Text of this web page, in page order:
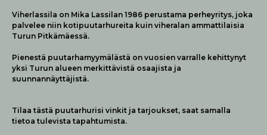
Viherlassila on Mika Lassilan 1986 perustama perheyritys, joka
palvelee niin kotipuutarhureita kuin viheralan ammattilaisia
Turun Pitkämäessä.
Pienestä puutarhamyymälästä on vuosien varralle kehittynyt
yksi Turun alueen merkittävistä osaajista ja
suunnannäyttäjistä.
Tilaa tästä puutarhurisi vinkit ja tarjoukset, saat samalla
tietoa tulevista tapahtumista.